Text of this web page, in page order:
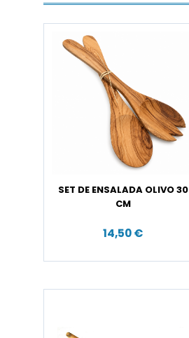
SET DE ENSALADA OLIVO 30
CM
14,50 €